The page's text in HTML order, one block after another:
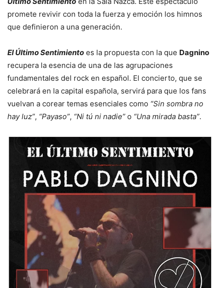
promete revivir con toda la fuerza y emoción los himnos
que definieron a una generación.
El Último Sentimiento es la propuesta con la que Dagnino
recupera la esencia de una de las agrupaciones
fundamentales del rock en español. El concierto, que se
celebrará en la capital española, servirá para que los fans
vuelvan a corear temas esenciales como “Sin sombra no
hay luz”, “Payaso”, “Ni tú ni nadie” o “Una mirada basta”.